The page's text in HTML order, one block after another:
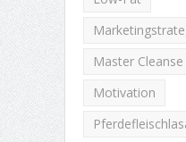
Master Cleanse
Motivation